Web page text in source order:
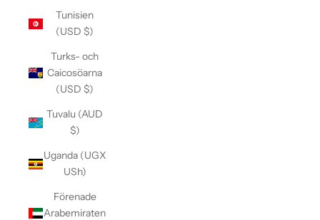
Tunisien
(USD $)
Turks- och
Caicosöarna
(USD $)
Tuvalu (AUD
$)
Uganda (UGX
USh)
Förenade
Arabemiraten